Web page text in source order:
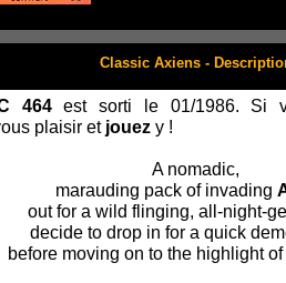
Classic Axiens -
464est sorti le 01/1986. Si
plaisir et jouezy !
A nomadic,
marauding pack of invading
out for a wild flinging, all-night-
decide to drop in for a quick
before moving on to the highlight